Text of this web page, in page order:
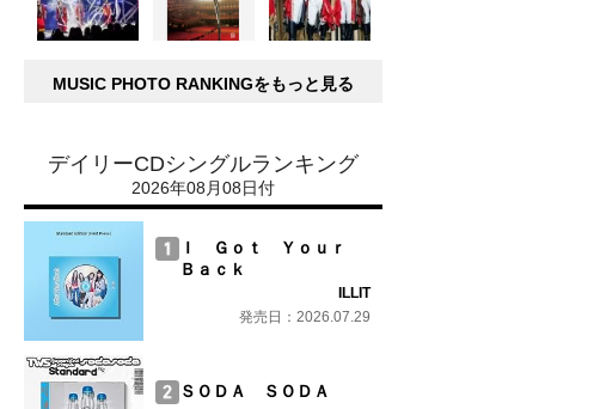
MUSIC PHOTO RANKINGをもっと見る
デイリーCDシングルランキング
2026年08月08日付
Ｉ Ｇｏｔ Ｙｏｕｒ
Ｂａｃｋ
ILLIT
発売日：2026.07.29
ＳＯＤＡ ＳＯＤＡ